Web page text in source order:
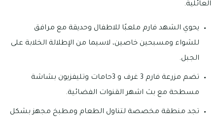
العائلية.
يحوي الشهد فارم ملعبًا للاطفال وحديقة مع مرافق
للشواء ومسبحين خاصين، لاسيما من الإطلالة الخلابة على
الجبل.
تضم مزرعة فارم 3 غرف و 3حامات وتليفزيون بشاشة
مسطحة مع بث اشهر القنوات الفضائية.
تجد منطقة مخصصة لتناول الطعام ومطبخ مجهز بشكل